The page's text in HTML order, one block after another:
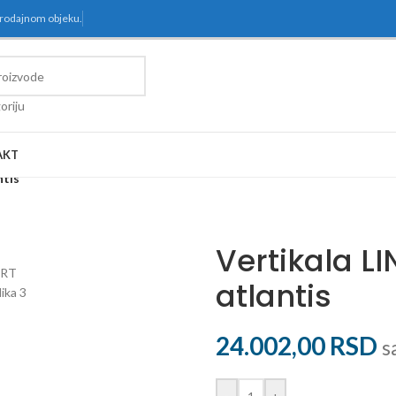
objeku.
Vertikala
atlantis
24.002,00 RSD